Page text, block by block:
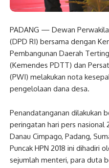
PADANG — Dewan
(DPD RI) bersama dengan
Pembangunan Daerah
(Kemendes PDTT) dan
(PWI) melakukan nota
pengelolaan dana desa.
Penandatanganan dilakukan
peringatan hari pers nasional
Danau Cimpago, Padang,
Puncak HPN 2018 ini dihadiri
sejumlah menteri, para duta